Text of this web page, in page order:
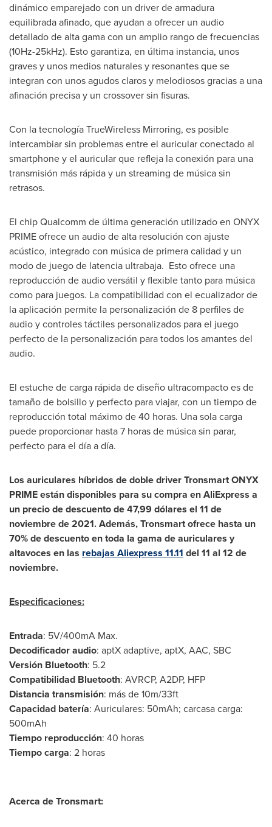
dinámico emparejado con un driver de armadura
equilibrada afinado, que ayudan a ofrecer un audio
detallado de alta gama con un amplio rango de frecuencias
(10Hz-25kHz). Esto garantiza, en última instancia, unos
graves y unos medios naturales y resonantes que se
integran con unos agudos claros y melodiosos gracias a una
afinación precisa y un crossover sin fisuras.
Con la tecnología TrueWireless Mirroring, es posible
intercambiar sin problemas entre el auricular conectado al
smartphone y el auricular que refleja la conexión para una
transmisión más rápida y un streaming de música sin
retrasos.
El chip Qualcomm de última generación utilizado en ONYX
PRIME ofrece un audio de alta resolución con ajuste
acústico, integrado con música de primera calidad y un
modo de juego de latencia ultrabaja. Esto ofrece una
reproducción de audio versátil y flexible tanto para música
como para juegos. La compatibilidad con el ecualizador de
la aplicación permite la personalización de 8 perfiles de
audio y controles táctiles personalizados para el juego
perfecto de la personalización para todos los amantes del
audio.
El estuche de carga rápida de diseño ultracompacto es de
tamaño de bolsillo y perfecto para viajar, con un tiempo de
reproducción total máximo de 40 horas. Una sola carga
puede proporcionar hasta 7 horas de música sin parar,
perfecto para el día a día.
Los auriculares híbridos de doble driver Tronsmart ONYX
PRIME están disponibles para su compra en AliExpress a
un precio de descuento de 47,99 dólares el 11 de
noviembre de 2021. Además, Tronsmart ofrece hasta un
70% de descuento en toda la gama de auriculares y
altavoces en las rebajas Aliexpress 11.11 del 11 al 12 de
noviembre.
Especificaciones:
Entrada: 5V/400mA Max.
Decodificador audio: aptX adaptive, aptX, AAC, SBC
Versión Bluetooth: 5.2
Compatibilidad Bluetooth: AVRCP, A2DP, HFP
Distancia transmisión: más de10m/33ft
Capacidad batería: Auriculares: 50mAh; carcasa carga:
500mAh
Tiempo reproducción: 40 horas
Tiempo carga: 2 horas
Acerca de Tronsmart: